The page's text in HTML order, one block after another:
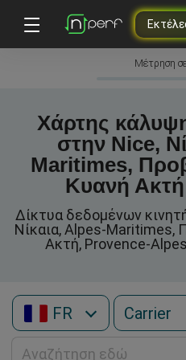
Μέτρηση
Χάρτης
στην Nice,
Maritimes,
Κυανή Ακτή
Δίκτυα δεδομένων
Νίκαια, Alpes-Maritimes,
Ακτή, Provence-
FR